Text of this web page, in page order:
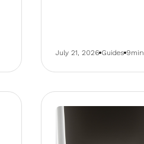
July 21, 2026 Guides 9min